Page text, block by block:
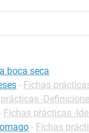
boca seca
- Fichas
-
Fichas prácticas -
- Fichas